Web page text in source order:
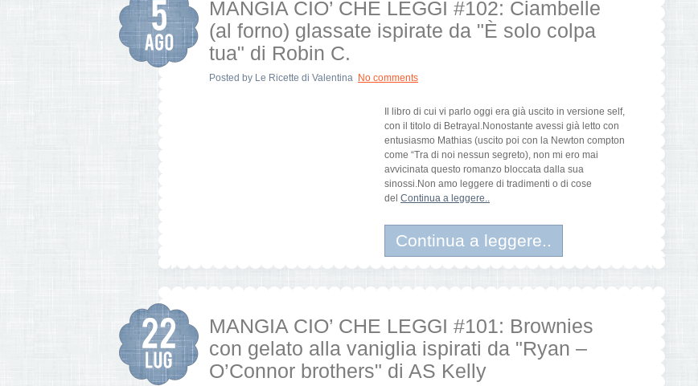
MANGIA CIO’ CHE LEGGI #102: Ciambelle
(al forno) glassate ispirate da "È solo colpa
tua" di Robin C.
Posted by Le Ricette di Valentina No comments
Il libro di cui vi parlo oggi era già uscito in versione self,
con il titolo di Betrayal.Nonostante avessi già letto con
entusiasmo Mathias (uscito poi con la Newton compton
come “Tra di noi nessun segreto), non mi ero mai
avvicinata questo romanzo bloccata dalla sua
sinossi.Non amo leggere di tradimenti o di cose
del Continua a leggere..
Continua a leggere..
MANGIA CIO’ CHE LEGGI #101: Brownies
con gelato alla vaniglia ispirati da "Ryan –
O’Connor brothers" di AS Kelly